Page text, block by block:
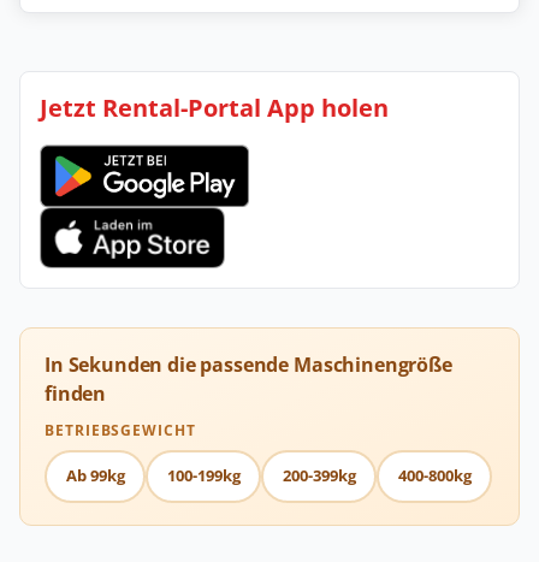
Jetzt Rental-Portal App holen
In Sekunden die passende Maschinengröße
finden
BETRIEBSGEWICHT
Ab 99kg 100-199kg 200-399kg 400-800kg